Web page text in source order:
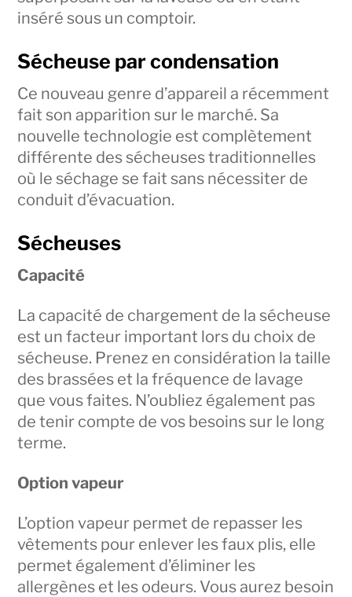
inséré sous un comptoir.
Sécheuse par condensation
Ce nouveau genre d’appareil a récemment
fait son apparition sur le marché. Sa
nouvelle technologie est complètement
différente des sécheuses traditionnelles
où le séchage se fait sans nécessiter de
conduit d’évacuation.
Sécheuses
Capacité
La capacité de chargement de la sécheuse
est un facteur important lors du choix de
sécheuse. Prenez en considération la taille
des brassées et la fréquence de lavage
que vous faites. N’oubliez également pas
de tenir compte de vos besoins sur le long
terme.
Option vapeur
L’option vapeur permet de repasser les
vêtements pour enlever les faux plis, elle
permet également d’éliminer les
allergènes et les odeurs. Vous aurez besoin